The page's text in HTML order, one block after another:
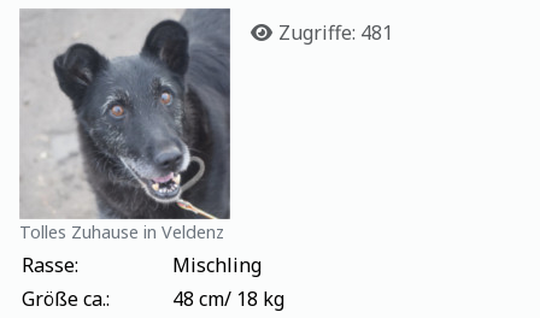
Tolles Zuhause in Veldenz
Details
Zugriffe: 481
Rasse:
Mischling
Größe ca.:
48 cm/ 18 kg